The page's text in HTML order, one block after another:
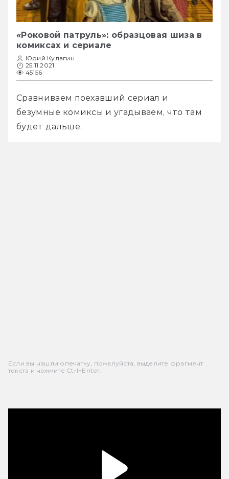
«Роковой патруль»: образцовая шиза в
комиксах и сериале
Юрий Кулагин
25.11.2021
45156
Сравниваем поехавший сериал и
безумные комиксы и угадываем, что там
Если вы нашли опечатку, пожалуйста, выделите фрагмент
текста и нажмите Ctrl+Enter.